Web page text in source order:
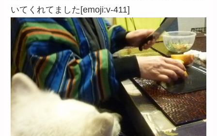
いてくれてました[emoji:v-411]